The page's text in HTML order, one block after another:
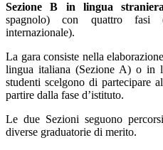
Sezione B in lingua
spagnolo) con quattro fasi
internazionale).
La gara consiste nella
lingua italiana (Sezione A) o in
studenti scelgono di partecipare
partire dalla fase d’istituto.
Le due Sezioni seguono
diverse graduatorie di merito.